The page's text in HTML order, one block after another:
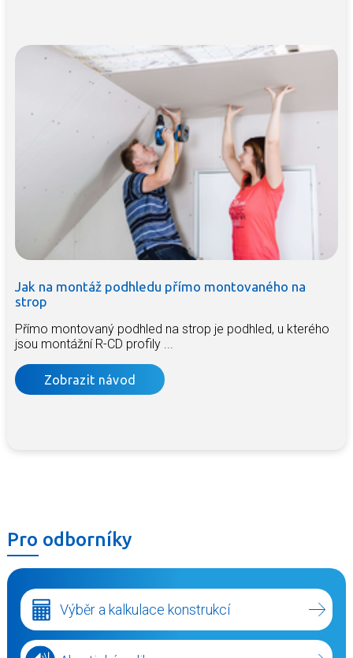
Jak na montáž podhledu přímo montovaného na
strop
Přímo montovaný podhled na strop je podhled, u kterého
jsou montážní R-CD profily ...
Zobrazit návod
Pro odborníky
Výběr a kalkulace konstrukcí